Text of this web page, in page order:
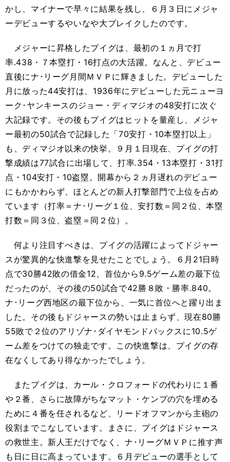
かし、マイナーで早々に結果を残し、６月３日にメジャ
ーデビューするやいなや大ブレイクしたのです。
メジャーに昇格したプイグは、最初の１ヵ月で打
率.438・７本塁打・16打点の大活躍。なんと、デビュー
直後にナ･リーグ月間ＭＶＰに輝きました。デビューした
月に放った44安打は、1936年にデビューした元ニューヨ
ーク･ヤンキースのジョー・ディマジオの48安打に次ぐ
大記録です。その後もプイグはヒットを量産し、メジャ
ー最初の50試合で記録した「70安打・10本塁打以上」
も、ディマジオ以来の快挙。９月１日現在、プイグの打
撃成績は77試合に出場して、打率.354・13本塁打・31打
点・104安打・10盗塁。開幕から２ヵ月遅れのデビュー
にもかかわらず、ほとんどの新人打撃部門で上位を占め
ています（打率＝ナ･リーグ１位、安打数＝同２位、本塁
打数＝同３位、盗塁＝同２位）。
何より注目すべきは、プイグの活躍によってドジャー
スが驚異的な快進撃を見せたことでしょう。６月21日時
点で30勝42敗の借金12、首位から9.5ゲーム差の最下位
だったのが、その後の50試合で42勝８敗・勝率.840。
ナ･リーグ西地区の最下位から、一気に首位へと躍り出ま
した。その後もドジャースの勢いは止まらず、現在80勝
55敗で２位のアリゾナ･ダイヤモンドバックスに10.5ゲ
ーム差をつけての独走です。この快進撃は、プイグの存
在なくしてあり得なかったでしょう。
またプイグは、カール・クロフォードの代わりに１番
や２番、さらに故障がちなマット・ケンプの穴を埋める
ために４番を任されるなど、リードオフマンから主砲の
役割までこなしています。まさに、プイグはドジャース
の救世主。新人王だけでなく、ナ･リーグＭＶＰに推す声
も日に日に高まっています。６月デビューの選手として